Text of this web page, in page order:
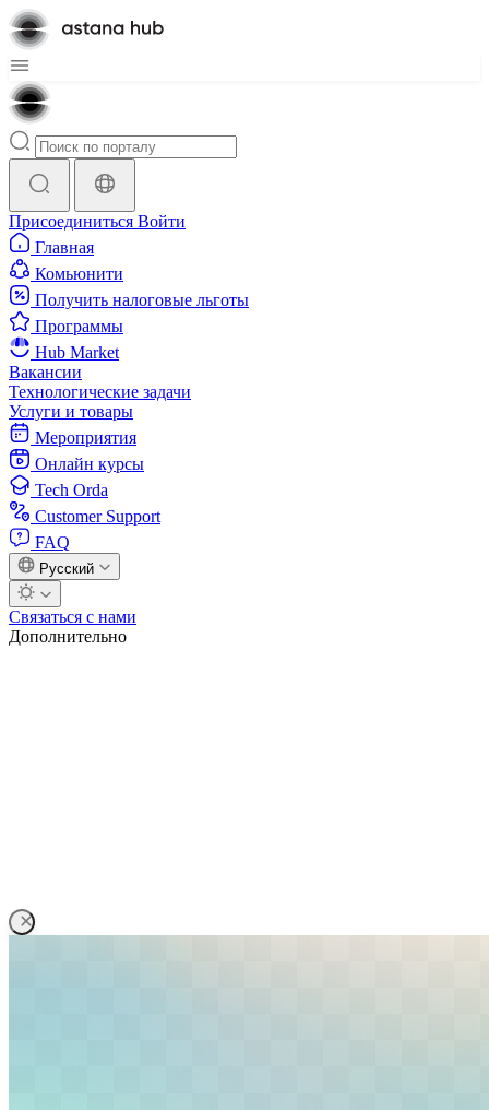
Присоединиться Войти
Главная
Комьюнити
Получить налоговые льготы
Программы
Hub Market
Вакансии
Технологические задачи
Услуги и товары
Мероприятия
Онлайн курсы
Tech Orda
Customer Support
FAQ
Русский
Связаться с нами
Дополнительно